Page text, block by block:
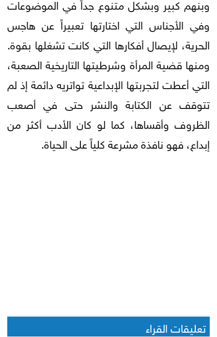
وفي الأجناس التي اختارتها تعبيراً عن هاجس
الحرية، لإيصال أفكارها التي كانت تشغلها بقوة.
ومنها قضية المرأة وشرطيتها التاريخية الصعبة،
التي أعطت لتجربتها الإبداعية تواتريه دائمة إذ لم
تتوقف عن الكتابة والنشر حتى في أصعب
الظروف وأقساها، كما لو كان الأدب أكثر من
إبداع، فهو نافذة مشرعة كلياً على الحياة.
تعليقات القراء